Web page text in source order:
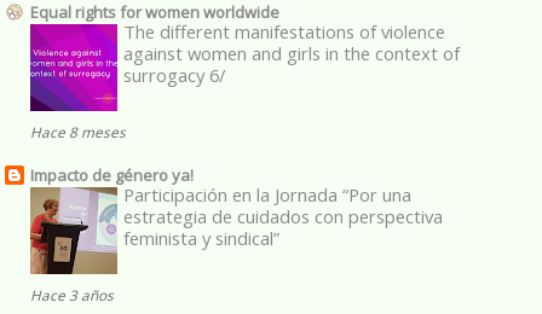
Equal rights for women worldwide
The different manifestations of violence
against women and girls in the context of
surrogacy 6/
Hace 8 meses
Impacto de género ya!
Participación en la Jornada “Por una
estrategia de cuidados con perspectiva
feminista y sindical”
Hace 3 años